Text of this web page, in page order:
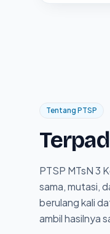
Tentang PTSP
PTSP MTsN 3
sama, mutasi,
berulang kali
ambil hasilnya